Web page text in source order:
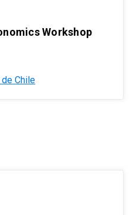
Workshop
Chile